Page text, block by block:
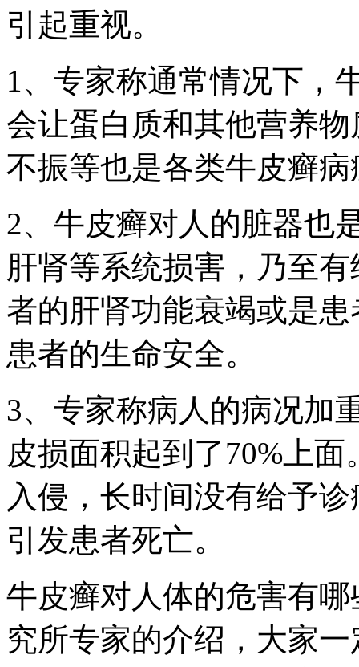
引起重视。
1、专家称通常情况下，
会让蛋白质和其他营养
不振等也是各类牛皮癣
2、牛皮癣对人的脏器也
肝肾等系统损害，乃至
者的肝肾功能衰竭或是
患者的生命安全。
3、专家称病人的病况加
皮损面积起到了70%上
入侵，长时间没有给予
引发患者死亡。
牛皮癣对人体的危害有
究所专家的介绍，大家